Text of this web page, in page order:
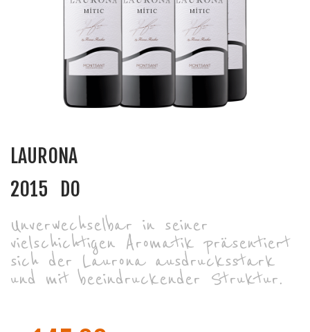
LAURONA
2015
DO
Unverwechselbar in seiner
vielschichtigen Aromatik präsentiert
sich der Laurona ausdrucksstark
und mit beeindruckender Struktur.